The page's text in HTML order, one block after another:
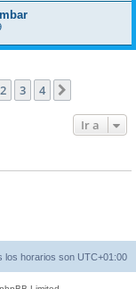
2 3 4
Ir a
los horarios son UTC+01:00